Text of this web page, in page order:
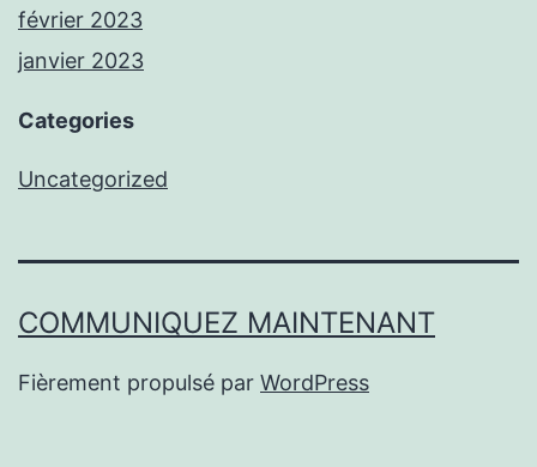
février 2023
janvier 2023
Categories
Uncategorized
COMMUNIQUEZ MAINTENANT
Fièrement propulsé par WordPress